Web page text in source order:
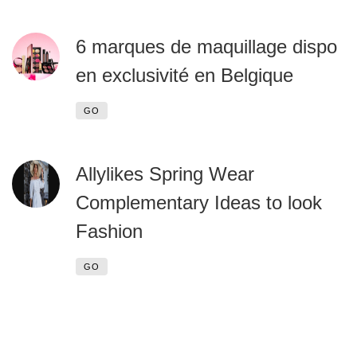
6 marques de maquillage dispo
en exclusivité en Belgique
GO
Allylikes Spring Wear
Complementary Ideas to look
Fashion
GO